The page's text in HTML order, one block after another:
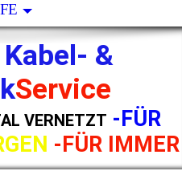
&
Service
VERNETZT -FÜR
-FÜR IMMER